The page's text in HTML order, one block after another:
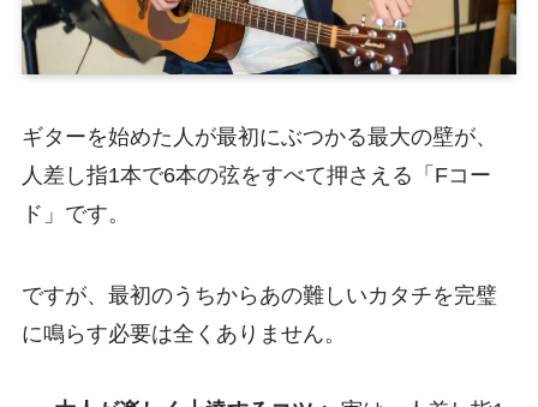
ギターを始めた人が最初にぶつかる最大の壁が、
人差し指1本で6本の弦をすべて押さえる「Fコー
ド」です。
ですが、最初のうちからあの難しいカタチを完璧
に鳴らす必要は全くありません。